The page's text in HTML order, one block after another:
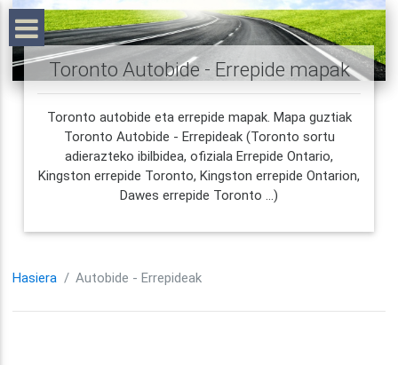
Toronto Autobide - Errepide mapak
Toronto autobide eta errepide mapak. Mapa guztiak
Toronto Autobide - Errepideak (Toronto sortu
adierazteko ibilbidea, ofiziala Errepide Ontario,
Kingston errepide Toronto, Kingston errepide Ontarion,
Dawes errepide Toronto ...)
Hasiera Autobide - Errepideak